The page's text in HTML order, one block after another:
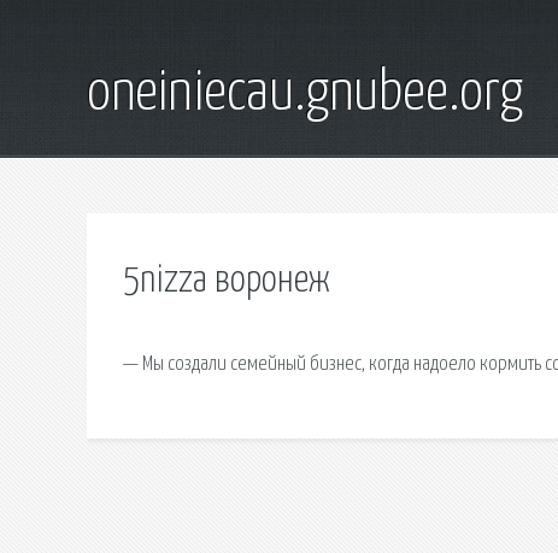
oneiniecau.gnubee.org
5nizza воронеж
— Мы создали семейный бизнес, когда надоело кормить